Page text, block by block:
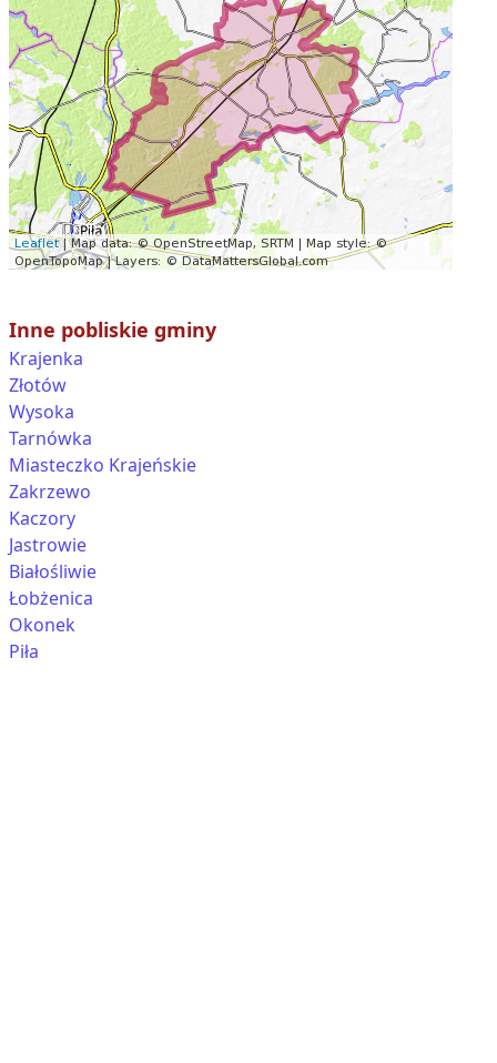
Inne pobliskie gminy
Krajenka
Złotów
Wysoka
Tarnówka
Miasteczko Krajeńskie
Zakrzewo
Kaczory
Jastrowie
Białośliwie
Łobżenica
Okonek
Piła